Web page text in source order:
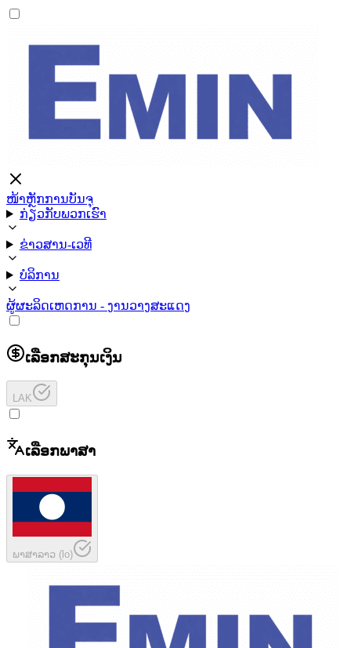
ໜ້າຫຼັກການບັນຈຸ
ກ່ຽວກັບພວກເຮົາ
ຂ່າວສານ-ເວທີ
ບໍລິການ
ຜູ້ຜະລິດເຫດການ - ງານວາງສະແດງ
ເລືອກສະກຸນເງິນ
LAK
ເລືອກພາສາ
ພາສາລາວ (lo)